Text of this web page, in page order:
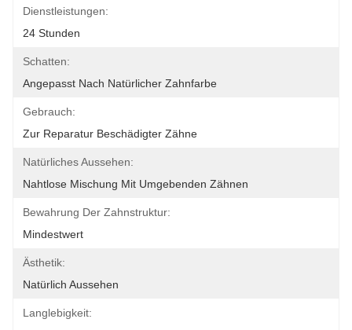
Dienstleistungen:
24 Stunden
Schatten:
Angepasst Nach Natürlicher Zahnfarbe
Gebrauch:
Zur Reparatur Beschädigter Zähne
Natürliches Aussehen:
Nahtlose Mischung Mit Umgebenden Zähnen
Bewahrung Der Zahnstruktur:
Mindestwert
Ästhetik:
Natürlich Aussehen
Langlebigkeit: